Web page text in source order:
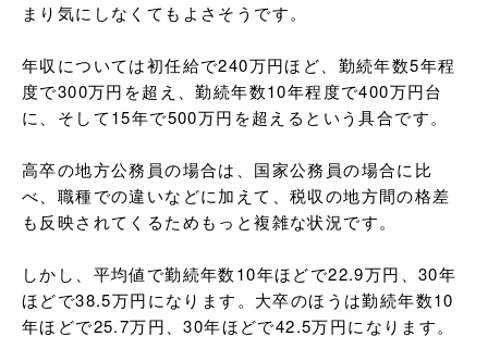
まり気にしなくてもよさそうです。
年収については初任給で240万円ほど、勤続年数5年程
度で300万円を超え、勤続年数10年程度で400万円台
に、そして15年で500万円を超えるという具合です。
高卒の地方公務員の場合は、国家公務員の場合に比
べ、職種での違いなどに加えて、税収の地方間の格差
も反映されてくるためもっと複雑な状況です。
しかし、平均値で勤続年数10年ほどで22.9万円、30年
ほどで38.5万円になります。大卒のほうは勤続年数10
年ほどで25.7万円、30年ほどで42.5万円になります。